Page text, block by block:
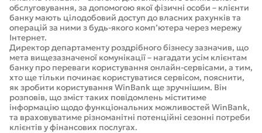
обслуговування, за допомогою якої фізичні особи – клієнти
банку мають цілодобовий доступ до власних рахунків та
операцій за ними з будь-якого комп’ютера через мережу
Інтернет.
Директор департаменту роздрібного бізнесу зазначив, що
мета вищезазначеної комунікації – нагадати усім клієнтам
банку про переваги користування онлайн-сервісами, а тим,
хто ще тільки починає користуватися сервісом, пояснити,
як зробити користування WinBank ще зручнішим. Він
розповів, що зміст таких повідомлень міститиме
інформацію щодо функціональних можливостей WinBank,
та враховуватиме різноманітні потенційні сезонні потреби
клієнтів у фінансових послугах.